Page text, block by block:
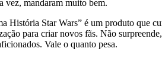
vez, mandaram muito bem.
História Star Wars” é um produto que
para criar novos fãs. Não
Vale o quanto pesa.